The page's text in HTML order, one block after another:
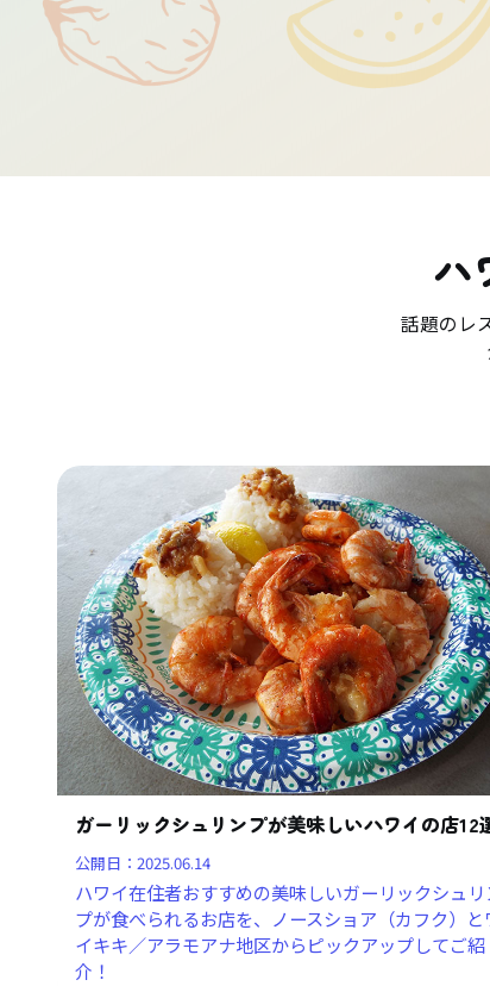
ハ
話題のレ
ガーリックシュリンプが美味しいハワイの店12
公開日：2025.06.14
ハワイ在住者おすすめの美味しいガーリックシュリ
プが食べられるお店を、ノースショア（カフク）と
イキキ／アラモアナ地区からピックアップしてご紹
介！